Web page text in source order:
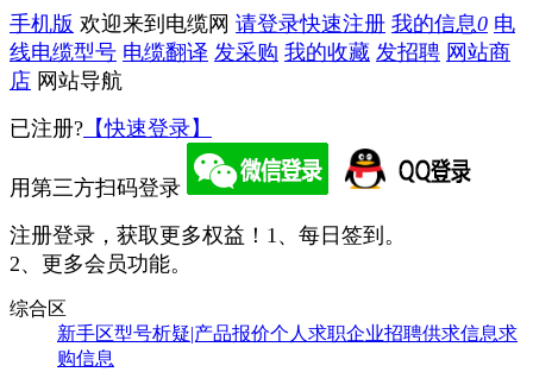
手机版 欢迎来到电缆网 请登录快速注册 我的信息0 电
线电缆型号 电缆翻译 发采购 我的收藏 发招聘 网站商
店 网站导航
已注册? 【快速登录】
用第三方扫码登录
注册登录，获取更多权益！ 1、每日签到。
2、更多会员功能。
综合区
新手区型号析疑|产品报价个人求职企业招聘供求信息求
购信息